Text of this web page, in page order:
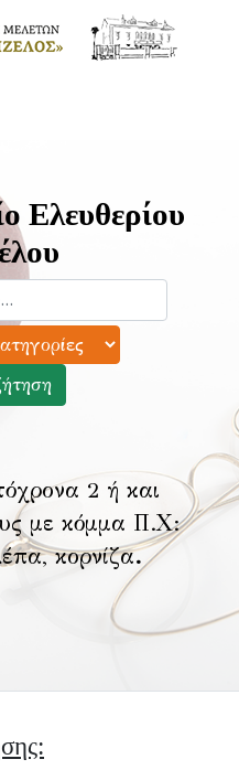
Ελευθερίου
2 ή και
με κόμμα Π.Χ:
κορνίζα.